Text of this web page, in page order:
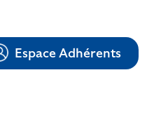
Espace Adhérents